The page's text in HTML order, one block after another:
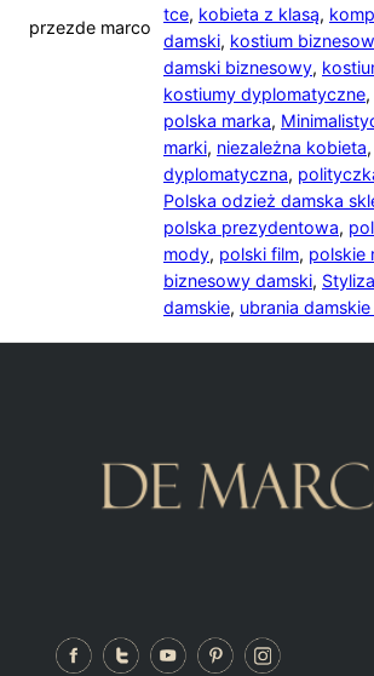
przezde marco
tce, kobieta z klasą,
damski, kostium
damski biznesowy,
kostiumy dyplomatyczne,
polska marka,
marki, niezależna kobieta,
dyplomatyczna,
Polska odzież damska
polska prezydentowa,
mody, polski film, polskie
biznesowy damski,
damskie, ubrania